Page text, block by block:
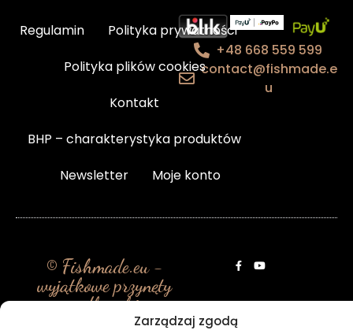
Zarządzaj zgodą
Regulamin
Polityka prywatności
Polityka plików cookies
Kontakt
BHP – charakterystyka produktów
Newsletter
Moje konto
+48 668 559 599
contact@fishmade.e
u
© Fishmade.eu -
wyjątkowe przynęty
wędkarskie